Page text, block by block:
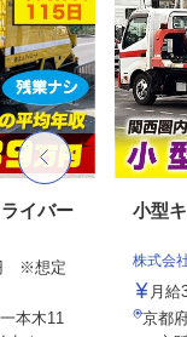
イバー
※想定
本木11
小型
株式会
月給
京都